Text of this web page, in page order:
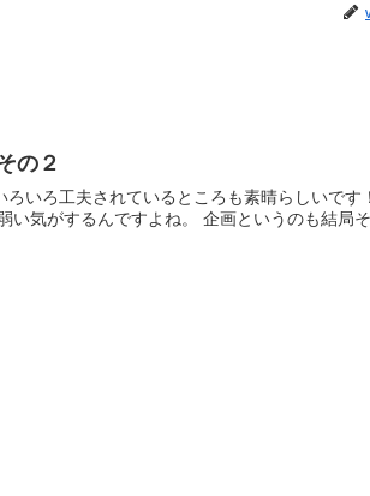
の２
いろ工夫されているところも素晴らしいです
い気がするんですよね。 企画というのも結局